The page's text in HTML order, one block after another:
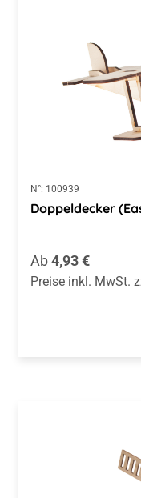
N°: 100939
Doppeldecker
Regulärer Preis:
Ab4,93 €
Preise inkl. MwSt.